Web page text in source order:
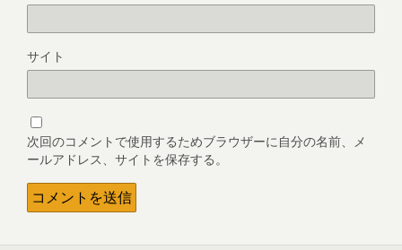
サイト
次回のコメントで使用するためブラウザーに自分の名前、メ
ールアドレス、サイトを保存する。